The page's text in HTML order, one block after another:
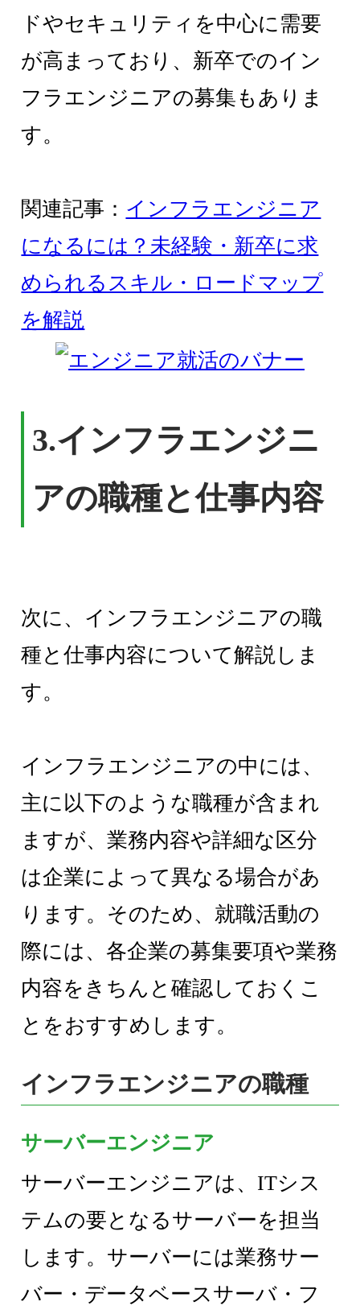
ドやセキュリティを中心に需要
が高まっており、新卒でのイン
フラエンジニアの募集もありま
す。
関連記事： インフラエンジニア
になるには？未経験・新卒に求
められるスキル・ロードマップ
を解説
3.インフラエンジニ
アの職種と仕事内容
次に、インフラエンジニアの職
種と仕事内容について解説しま
す。
インフラエンジニアの中には、
主に以下のような職種が含まれ
ますが、業務内容や詳細な区分
は企業によって異なる場合があ
ります。そのため、就職活動の
際には、各企業の募集要項や業務
内容をきちんと確認しておくこ
とをおすすめします。
インフラエンジニアの職種
サーバーエンジニア
サーバーエンジニアは、ITシス
テムの要となるサーバーを担当
します。サーバーには業務サー
バー・データベースサーバ・フ